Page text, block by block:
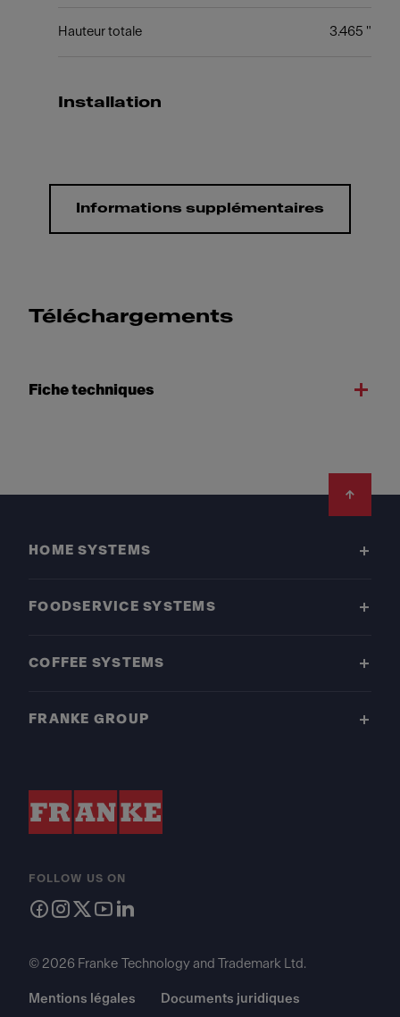
Hauteur totale 3.465 "
Installation
Informations supplémentaires
Téléchargements
Fiche techniques
HOME SYSTEMS
FOODSERVICE SYSTEMS
COFFEE SYSTEMS
FRANKE GROUP
FOLLOW US ON
© 2026 Franke Technology and Trademark Ltd.
Mentions légales Documents juridiques